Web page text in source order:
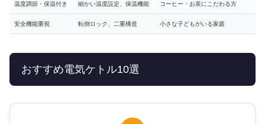
温度調節・保温付き 細かい温度設定、保温機能 コーヒー・お茶にこだわる方
安全機能重視 転倒ロック、二重構造 小さな子どもがいる家庭
おすすめ電気ケトル10選